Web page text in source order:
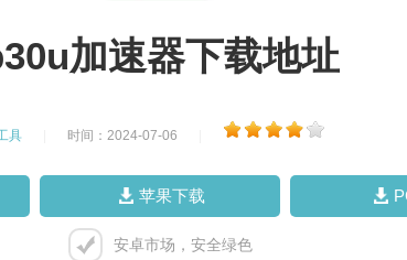
加速器下载地址
具 时间：2024-07-06
苹果下载
安卓市场，安全绿色